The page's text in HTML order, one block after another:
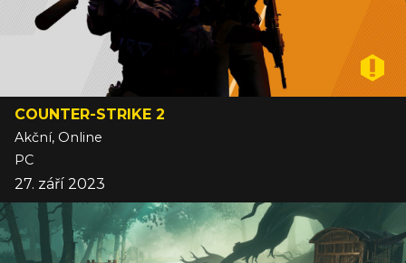
COUNTER-STRIKE 2
Akční, Online
PC
27. září 2023